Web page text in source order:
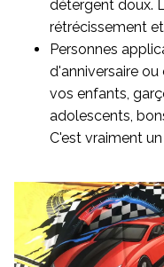
détergent doux.
rétrécissement
Personnes
d'anniversaire
vos enfants,
adolescents,
C'est vraiment